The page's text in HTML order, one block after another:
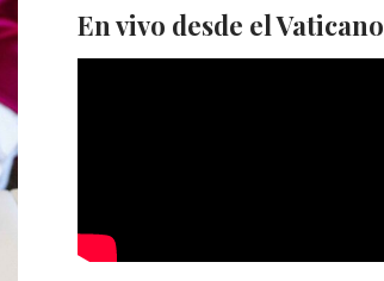
En vivo desde el Vaticano